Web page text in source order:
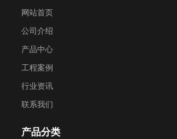
网站首页
公司介绍
产品中心
工程案例
行业资讯
联系我们
产品分类